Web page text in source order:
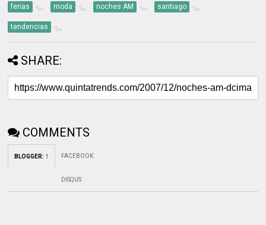
ferias moda noches AM santiago
tendencias
SHARE:
COMMENTS
BLOGGER: 1 FACEBOOK:
DISQUS